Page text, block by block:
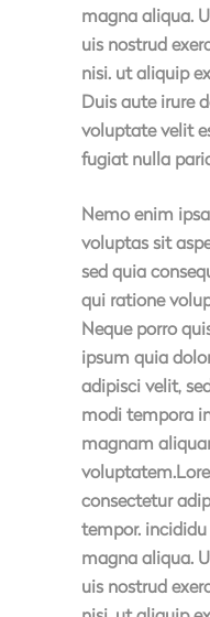
magna aliqua.
uis nostrud
nisi. ut aliquip
Duis aute irure
voluptate velit
fugiat nulla
Nemo enim
voluptas sit
sed quia
qui ratione
Neque porro
ipsum quia
adipisci velit,
modi tempora
magnam
consectetur
tempor.
magna aliqua.
uis nostrud